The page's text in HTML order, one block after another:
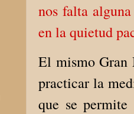
nos falta
en la quietud
El mismo Gran
practicar la
que se permite